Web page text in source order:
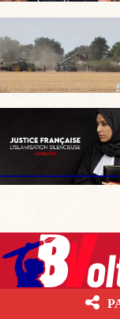
Boulevard Voltaire